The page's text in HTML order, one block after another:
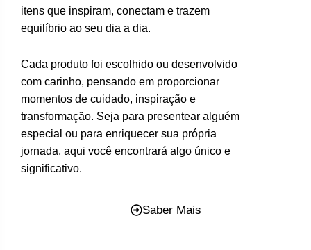
itens que inspiram, conectam e trazem
equilíbrio ao seu dia a dia.
Cada produto foi escolhido ou desenvolvido
com carinho, pensando em proporcionar
momentos de cuidado, inspiração e
transformação. Seja para presentear alguém
especial ou para enriquecer sua própria
jornada, aqui você encontrará algo único e
significativo.
Saber Mais